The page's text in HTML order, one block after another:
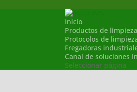
Inicio
Productos de
Protocolos de
Fregadoras
Canal de soluciones
Seleccionar página